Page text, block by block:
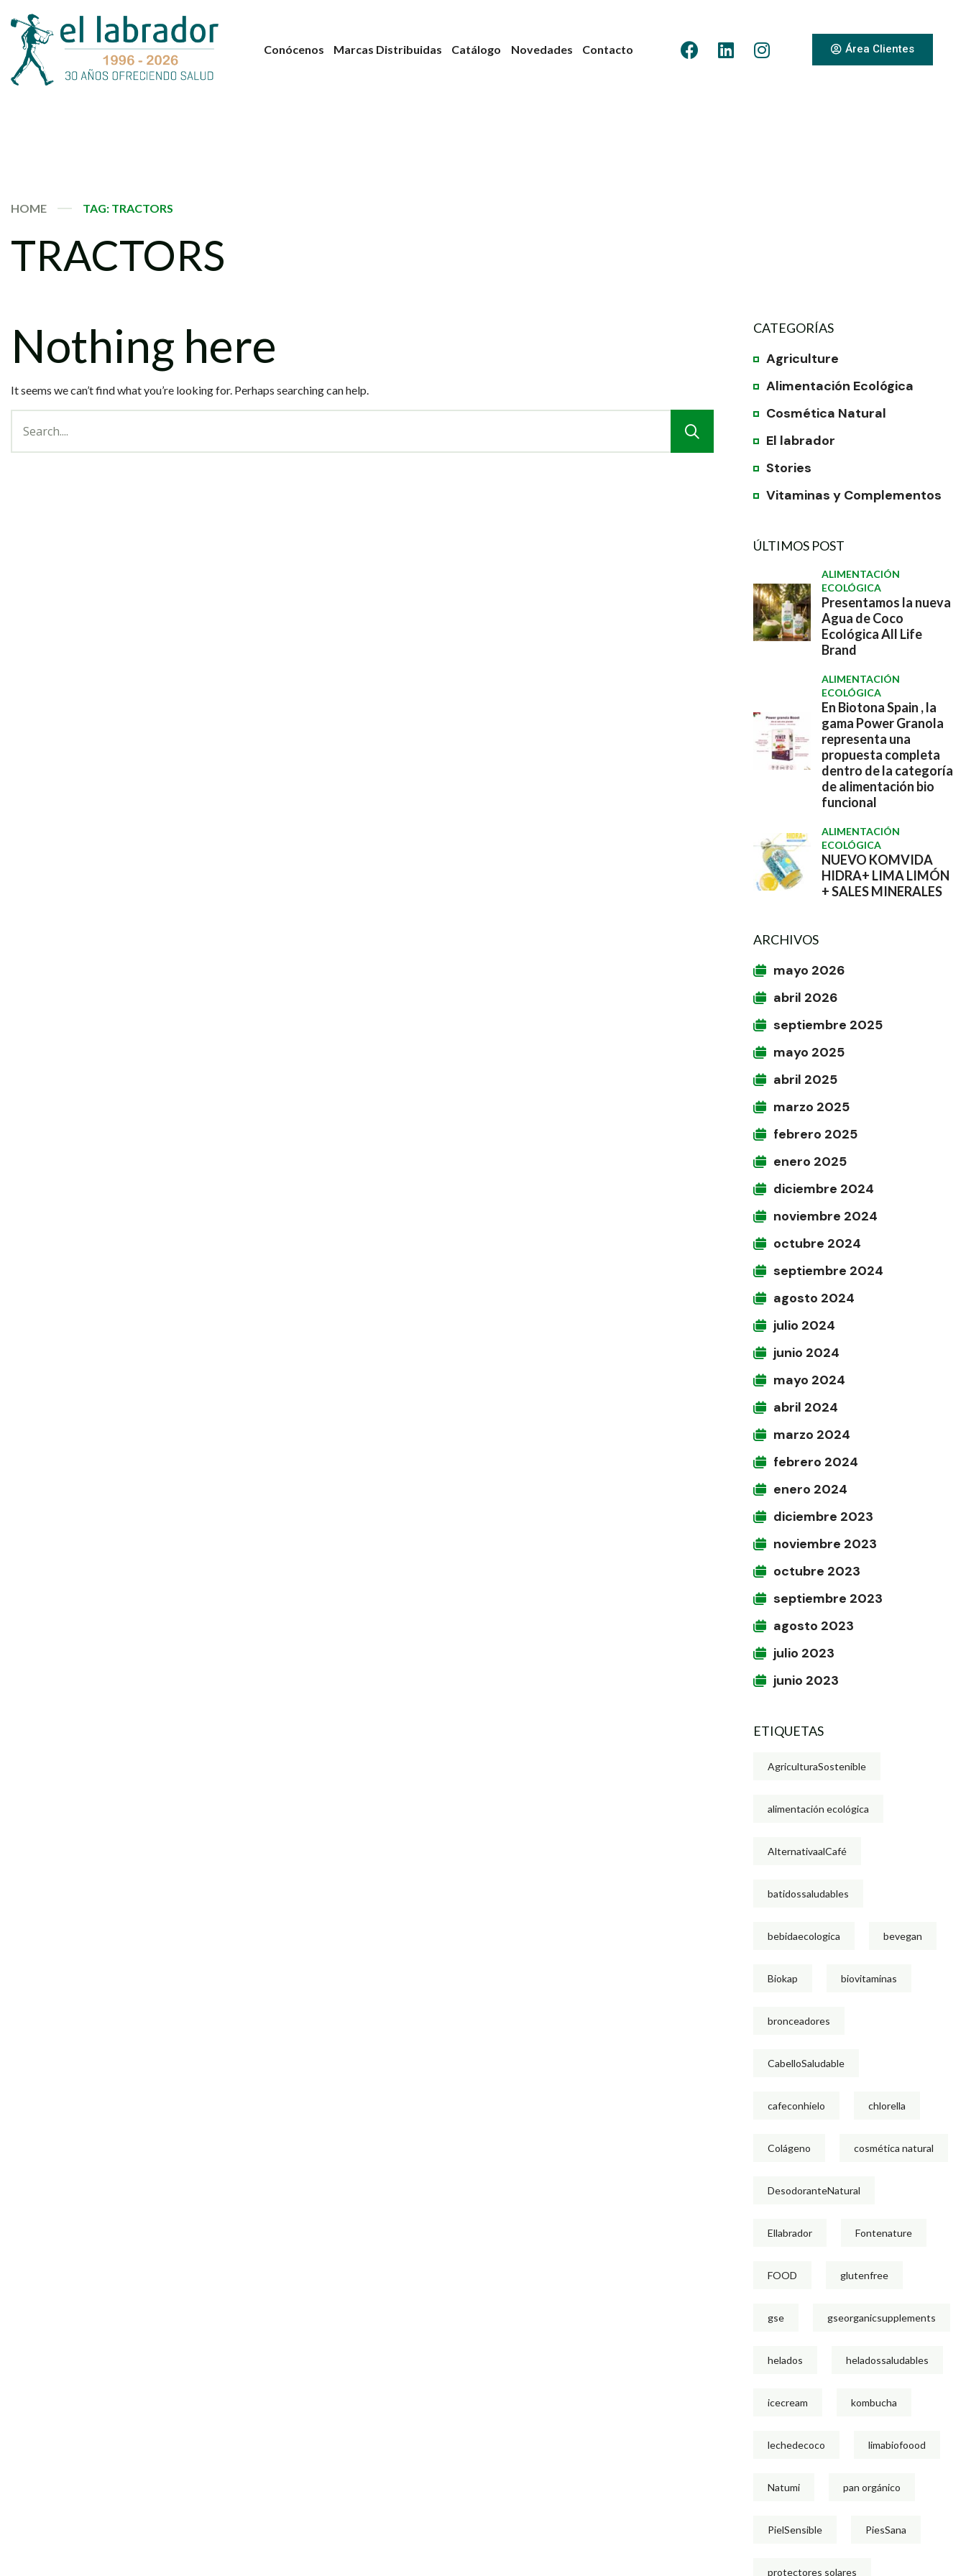
Conócenos Marcas Distribuidas Catálogo Novedades Contacto Área Clientes
HOME TAG: TRACTORS
TRACTORS
Nothing here
It seems we can’t find what you’re looking for. Perhaps searching can help.
CATEGORÍAS
Agriculture
Alimentación Ecológica
Cosmética Natural
El labrador
Stories
Vitaminas y Complementos
ÚLTIMOS POST
ALIMENTACIÓN
ECOLÓGICA
Presentamos la nueva
Agua de Coco
Ecológica All Life
Brand
ALIMENTACIÓN
ECOLÓGICA
En Biotona Spain , la
gama Power Granola
representa una
propuesta completa
dentro de la categoría
de alimentación bio
funcional
ALIMENTACIÓN
ECOLÓGICA
NUEVO KOMVIDA
HIDRA+ LIMA LIMÓN
+ SALES MINERALES
ARCHIVOS
mayo 2026
abril 2026
septiembre 2025
mayo 2025
abril 2025
marzo 2025
febrero 2025
enero 2025
diciembre 2024
noviembre 2024
octubre 2024
septiembre 2024
agosto 2024
julio 2024
junio 2024
mayo 2024
abril 2024
marzo 2024
febrero 2024
enero 2024
diciembre 2023
noviembre 2023
octubre 2023
septiembre 2023
agosto 2023
julio 2023
junio 2023
ETIQUETAS
AgriculturaSostenible
alimentación ecológica
AlternativaalCafé
batidossaludables
bebidaecologica bevegan
Biokap biovitaminas
bronceadores
CabelloSaludable
cafeconhielo chlorella
Colágeno cosmética natural
DesodoranteNatural
Ellabrador Fontenature
FOOD glutenfree
gse gseorganicsupplements
helados heladossaludables
icecream kombucha
lechedecoco limabiofoood
Natumi pan orgánico
PielSensible PiesSana
protectores solares